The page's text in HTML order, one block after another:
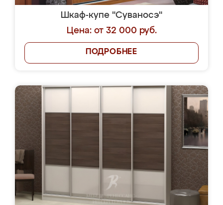
Шкаф-купе "Суваносэ"
Цена: от 32 000 руб.
ПОДРОБНЕЕ